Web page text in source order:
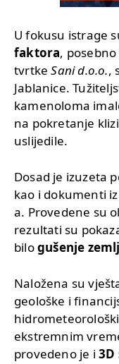
U fokusu istrage
faktora,
tvrtkeSani d.o.o.,
Jablanice.
kamenoloma
na pokretanje
uslijedile.
Dosad je izuzeta
kao i dokumenti
a. Provedene su
rezultati su
bilogušenje
Naložena su
geološke i
ekstremnim
provedeno je i